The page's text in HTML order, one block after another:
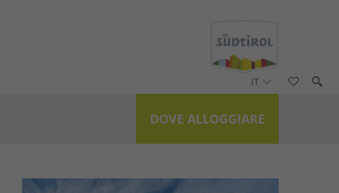
IT
DOVE ALLOGGIARE